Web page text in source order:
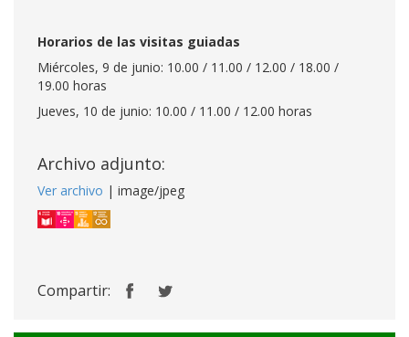
Horarios de las visitas guiadas
Miércoles, 9 de junio: 10.00 / 11.00 / 12.00 / 18.00 /
19.00 horas
Jueves, 10 de junio: 10.00 / 11.00 / 12.00 horas
Archivo adjunto:
Ver archivo | image/jpeg
Compartir: